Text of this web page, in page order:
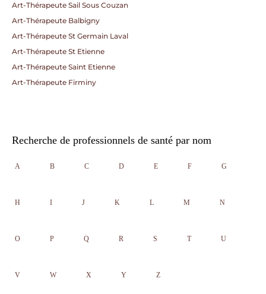
Art-Thérapeute Sail Sous Couzan
Art-Thérapeute Balbigny
Art-Thérapeute St Germain Laval
Art-Thérapeute St Etienne
Art-Thérapeute Saint Etienne
Art-Thérapeute Firminy
Recherche de professionnels de santé par nom
A B C D E F G
H I J K L M N
O P Q R S T U
V W X Y Z